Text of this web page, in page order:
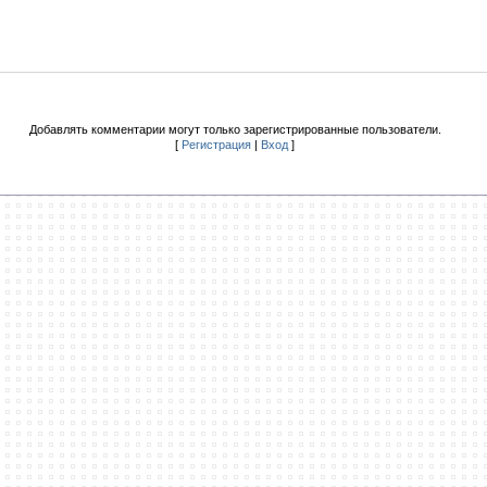
Добавлять комментарии могут только зарегистрированные пользователи.
[ Регистрация | Вход ]